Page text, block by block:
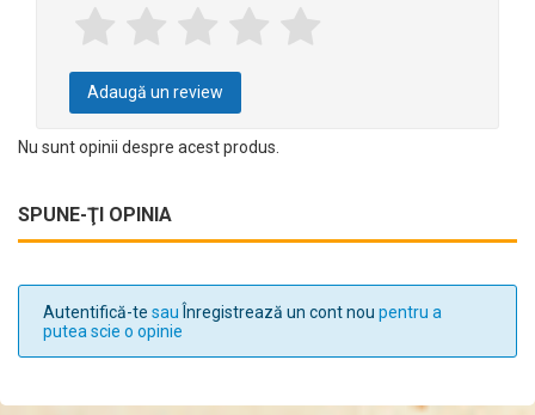
Adaugă un review
Nu sunt opinii despre acest produs.
SPUNE-ŢI OPINIA
Autentifică-te sau Înregistrează un cont nou pentru a
putea scie o opinie